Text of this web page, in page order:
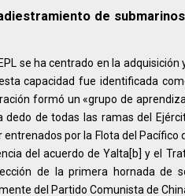
de
se ha centrado en la
capacidad fue identificada
formó un «grupo de
dedo de todas las ramas del
por la Flota del Pacífico
del acuerdo de Yalta[b] y el
de la primera hornada de
del Partido Comunista de